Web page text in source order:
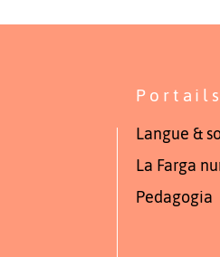
Portails
Langue &
La Farga
Pedagogia